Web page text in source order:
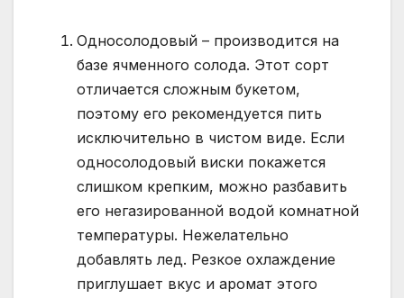
Односолодовый – производится на
базе ячменного солода. Этот сорт
отличается сложным букетом,
поэтому его рекомендуется пить
исключительно в чистом виде. Если
односолодовый виски покажется
слишком крепким, можно разбавить
его негазированной водой комнатной
температуры. Нежелательно
добавлять лед. Резкое охлаждение
приглушает вкус и аромат этого